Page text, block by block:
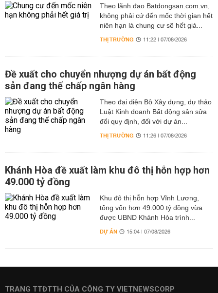
Theo lãnh đạo Batdongsan.com.vn,
không phải cứ đến mốc thời gian hết
niên hạn là chung cư sẽ hết giá...
THỊ TRƯỜNG 11:22 | 07/08/2026
Đề xuất cho chuyển nhượng dự án bất động
sản đang thế chấp ngân hàng
Theo đại diện Bộ Xây dựng, dự thảo
Luật Kinh doanh Bất động sản sửa
đổi quy định, đối với dự án...
THỊ TRƯỜNG 11:26 | 07/08/2026
Khánh Hòa đề xuất làm khu đô thị hỗn hợp hơn
49.000 tỷ đồng
Khu đô thị hỗn hợp Vĩnh Lương,
tổng vốn hơn 49.000 tỷ đồng vừa
được UBND Khánh Hòa trình...
DỰ ÁN 15:04 | 07/08/2026
TRANG TTĐTTH CỦA CÔNG TY VIETNEWSCORP